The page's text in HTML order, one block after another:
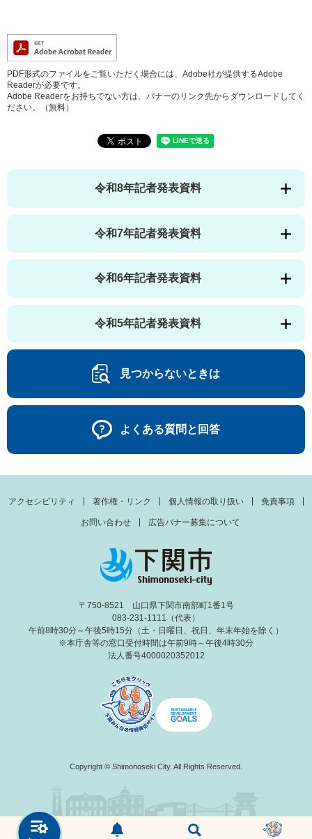
PDF形式のファイルをご覧いただく場合には、Adobe社が提供するAdobe
Readerが必要です。
Adobe Readerをお持ちでない方は、バナーのリンク先からダウンロードしてく
ださい。（無料）
令和8年記者発表資料
令和7年記者発表資料
令和6年記者発表資料
令和5年記者発表資料
見つからないときは
よくある質問と回答
アクセシビリティ 著作権・リンク 個人情報の取り扱い 免責事項
お問い合わせ 広告バナー募集について
〒750-8521 山口県下関市南部町1番1号
083-231-1111（代表）
午前8時30分～午後5時15分（土・日曜日、祝日、年末年始を除く）
※本庁舎等の窓口受付時間は午前9時～午後4時30分
法人番号4000020352012
Copyright © Shimonoseki City. All Rights Reserved.